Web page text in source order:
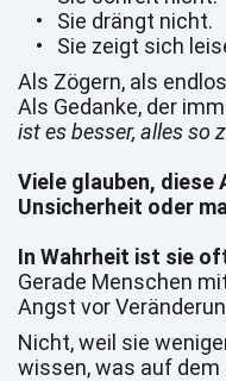
Sie drängt nicht.
Sie zeigt sich
Als Zögern, als
Als Gedanke, der
ist es besser, alles so
Viele glauben, diese
Unsicherheit oder
In Wahrheit ist sie
Gerade Menschen
Angst vor
Nicht, weil sie
wissen, was auf dem